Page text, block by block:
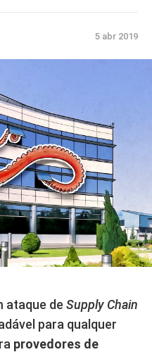
5 abr 2019
ataque de Supply Chain
para qualquer
provedores de